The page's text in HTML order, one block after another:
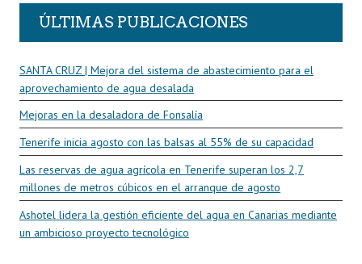
ÚLTIMAS PUBLICACIONES
SANTA CRUZ | Mejora del sistema de abastecimiento para el
aprovechamiento de agua desalada
Mejoras en la desaladora de Fonsalía
Tenerife inicia agosto con las balsas al 55% de su capacidad
Las reservas de agua agrícola en Tenerife superan los 2,7
millones de metros cúbicos en el arranque de agosto
Ashotel lidera la gestión eficiente del agua en Canarias mediante
un ambicioso proyecto tecnológico